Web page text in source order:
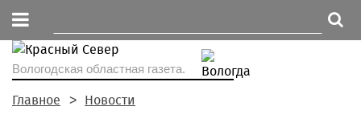
Вологодская областная газета.
Главное Новости